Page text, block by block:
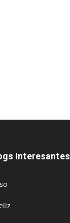
Interesantes